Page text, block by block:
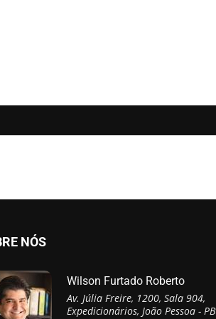
NÓS
Wilson Furtado Roberto
Av. Júlia Freire, 1200, Sala 904,
Expedicionários, João Pessoa - PB